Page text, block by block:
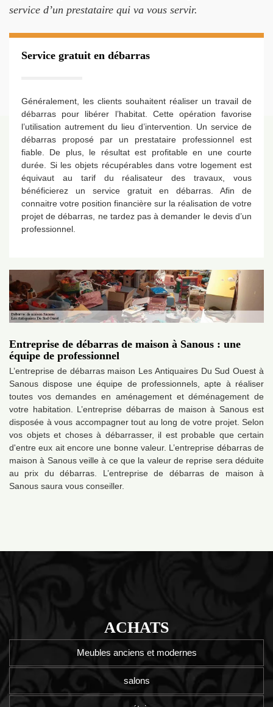
service d’un prestataire qui va vous servir.
Service gratuit en débarras
Généralement, les clients souhaitent réaliser un travail de
débarras pour libérer l’habitat. Cette opération favorise
l’utilisation autrement du lieu d’intervention. Un service de
débarras proposé par un prestataire professionnel est
fiable. De plus, le résultat est profitable en une courte
durée. Si les objets récupérables dans votre logement est
équivaut au tarif du réalisateur des travaux, vous
bénéficierez un service gratuit en débarras. Afin de
connaitre votre position financière sur la réalisation de votre
projet de débarras, ne tardez pas à demander le devis d’un
professionnel.
Entreprise de débarras de maison à Sanous : une
équipe de professionnel
L’entreprise de débarras maison Les Antiquaires Du Sud Ouest à
Sanous dispose une équipe de professionnels, apte à réaliser
toutes vos demandes en aménagement et déménagement de
votre habitation. L’entreprise débarras de maison à Sanous est
disposée à vous accompagner tout au long de votre projet. Selon
vos objets et choses à débarrasser, il est probable que certain
d'entre eux ait encore une bonne valeur. L’entreprise débarras de
maison à Sanous veille à ce que la valeur de reprise sera déduite
au prix du débarras. L’entreprise de débarras de maison à
Sanous saura vous conseiller.
ACHATS
Meubles anciens et modernes
salons